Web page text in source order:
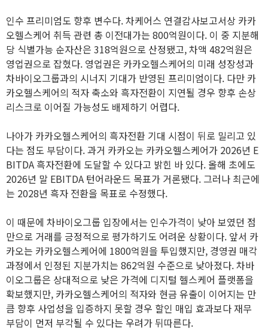
인수 프리미엄도 향후 변수다. 차케어스 연결감사보고서상 카카
오헬스케어 취득 관련 총 이전대가는 800억원이다. 이 중 지분해
당 식별가능 순자산은 318억원으로 산정됐고, 차액 482억원은
영업권으로 잡혔다. 영업권은 카카오헬스케어의 미래 성장성과
차바이오그룹과의 시너지 기대가 반영된 프리미엄이다. 다만 카
카오헬스케어의 적자 축소와 흑자전환이 지연될 경우 향후 손상
리스크로 이어질 가능성도 배제하기 어렵다.
나아가 카카오헬스케어의 흑자전환 기대 시점이 뒤로 밀리고 있
다는 점도 부담이다. 과거 카카오는 카카오헬스케어가 2026년 E
BITDA 흑자전환에 도달할 수 있다고 밝힌 바 있다. 올해 초에도
2026년 말 EBITDA 턴어라운드 목표가 거론됐다. 그러나 최근에
는 2028년 흑자 전환을 목표로 수정했다.
이 때문에 차바이오그룹 입장에서는 인수가격이 낮아 보였던 점
만으로 거래를 긍정적으로 평가하기도 어려운 상황이다. 앞서 카
카오는 카카오헬스케어에 1800억원을 투입했지만, 경영권 매각
과정에서 인정된 지분가치는 862억원 수준으로 낮아졌다. 차바
이오그룹은 상대적으로 낮은 가격에 디지털 헬스케어 플랫폼을
확보했지만, 카카오헬스케어의 적자와 현금 유출이 이어지는 만
큼 향후 사업성을 입증하지 못할 경우 할인 매입 효과보다 재무
부담이 먼저 부각될 수 있다는 우려가 뒤따른다.